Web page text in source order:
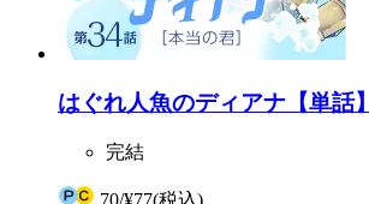
はぐれ人魚のディアナ【単話
完結